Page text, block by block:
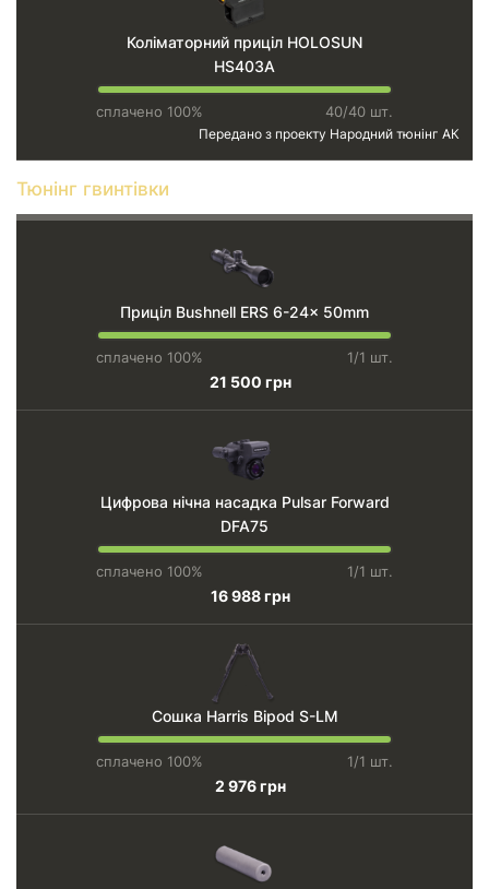
Коліматорний приціл HOLOSUN
HS403A
сплачено 100%
40/40 шт.
Передано з проекту Народний тюнінг АК
Тюнінг гвинтівки
Приціл Bushnell ERS 6-24x 50mm
сплачено 100% 1/1 шт.
21 500 грн
Цифрова нічна насадка Pulsar Forward
DFA75
сплачено 100% 1/1 шт.
16 988 грн
Сошка Harris Bipod S-LM
сплачено 100% 1/1 шт.
2 976 грн